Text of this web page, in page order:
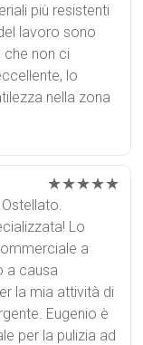
più resistenti
lavoro sono
non ci
lo
nella zona
★★★★★
Lo
a
a causa
la mia attività di
Eugenio è
per la pulizia ad